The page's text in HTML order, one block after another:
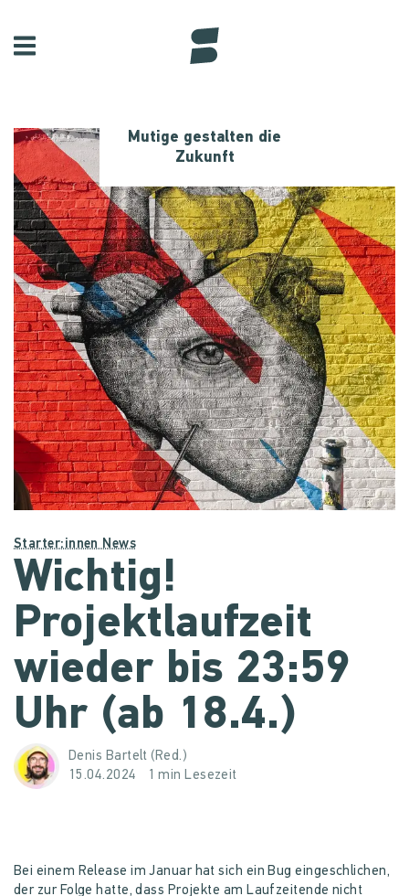
Mutige gestalten die
Zukunft
Starter:innen News
Wichtig!
Projektlaufzeit
wieder bis 23:59
Uhr (ab 18.4.)
Denis Bartelt (Red.)
15.04.2024
1 min Lesezeit
Bei einem Release im Januar hat sich ein Bug eingeschlichen,
der zur Folge hatte, dass Projekte am Laufzeitende nicht